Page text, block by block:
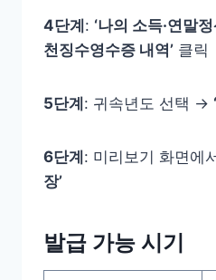
4단계 : ‘나의 소득·연말정
천징수영수증 내역’ 클릭
5단계 : 귀속년도 선택 →
6단계 : 미리보기 화면에
장’
발급 가능 시기